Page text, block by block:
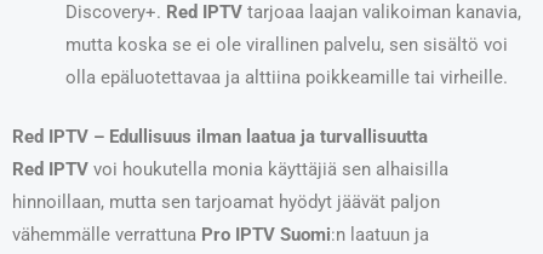
Discovery+. Red IPTVtarjoaa laajan valikoiman kanavia,
mutta koska se ei ole virallinen palvelu, sen sisältö voi
olla epäluotettavaa ja alttiina poikkeamille tai virheille.
Red IPTV – Edullisuus ilman laatua ja turvallisuutta
Red IPTV voi houkutella monia käyttäjiä sen alhaisilla
hinnoillaan, mutta sen tarjoamat hyödyt jäävät paljon
vähemmälle verrattuna Pro IPTV Suomi:n laatuun ja